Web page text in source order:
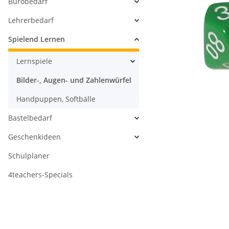
Lehrerbedarf
Spielend Lernen
Lernspiele
Bilder-, Augen- und Zahlenwürfel
Handpuppen, Softbälle
Bastelbedarf
Geschenkideen
Schulplaner
4teachers-Specials